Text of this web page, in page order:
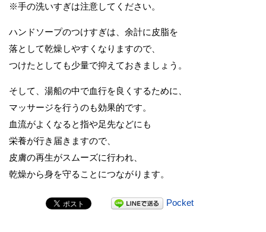
※手の洗いすぎは注意してください。
ハンドソープのつけすぎは、余計に皮脂を
落として乾燥しやすくなりますので、
つけたとしても少量で抑えておきましょう。
そして、湯船の中で血行を良くするために、
マッサージを行うのも効果的です。
血流がよくなると指や足先などにも
栄養が行き届きますので、
皮膚の再生がスムーズに行われ、
乾燥から身を守ることにつながります。
Pocket